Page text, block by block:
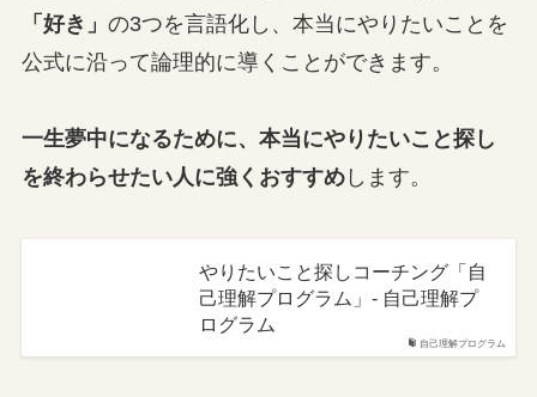
「好き」 の3つを言語化し、本当にやりたいことを
公式に沿って論理的に導くことができます。
一生夢中になるために、本当にやりたいこと探し
を終わらせたい人に強くおすすめします。
自己理解プログラム
やりたいこと探しコーチング「自
己理解プログラム」- 自己理解プ
ログラム